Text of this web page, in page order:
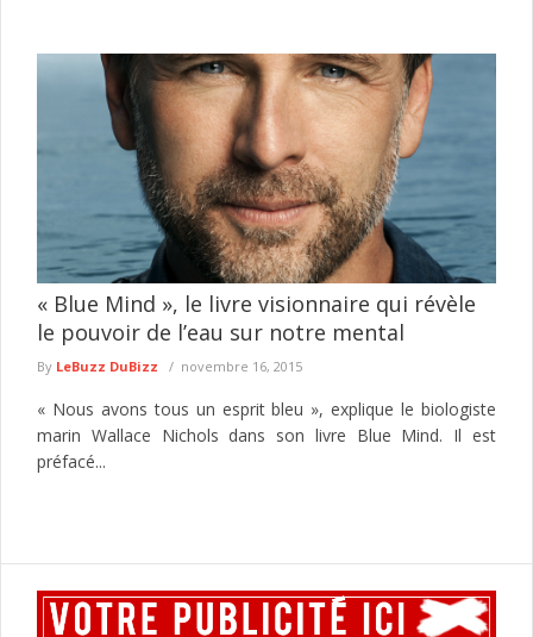
« Blue Mind », le livre visionnaire qui révèle
le pouvoir de l’eau sur notre mental
By LeBuzz DuBizz novembre 16, 2015
« Nous avons tous un esprit bleu », explique le biologiste
marin Wallace Nichols dans son livre Blue Mind. Il est
préfacé...